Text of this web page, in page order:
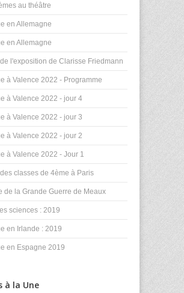
au théâtre
en Allemagne
en Allemagne
l'exposition de Clarisse Friedmann
à Valence 2022 - Programme
à Valence 2022 - jour 4
à Valence 2022 - jour 3
à Valence 2022 - jour 2
à Valence 2022 - Jour 1
classes de 4ème à Paris
de la Grande Guerre de Meaux
sciences : 2019
en Irlande : 2019
en Espagne 2019
à la Une